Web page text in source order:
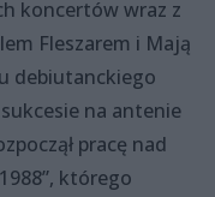
koncertów wraz z
Fleszarem i Mają
debiutanckiego
na antenie
pracę nad
którego